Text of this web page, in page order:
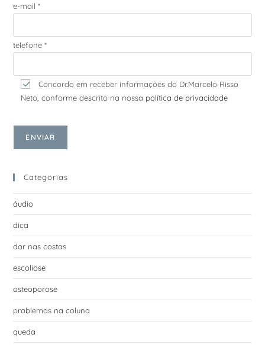
e-mail *
telefone *
Concordo em receber informações do Dr.Marcelo Risso
Neto, conforme descrito na nossa política de privacidade
Categorias
áudio
dica
dor nas costas
escoliose
osteoporose
problemas na coluna
queda